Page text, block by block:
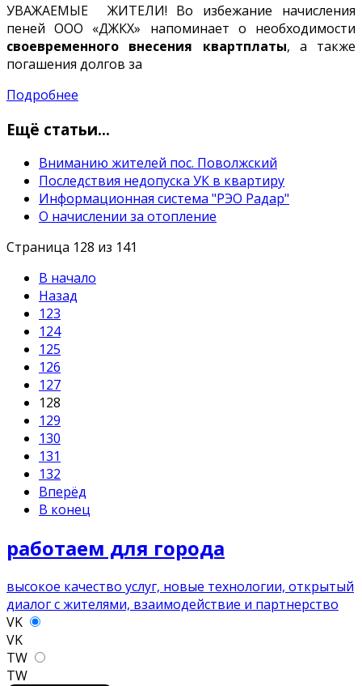
УВАЖАЕМЫЕ ЖИТЕЛИ! Во избежание начисления
пеней ООО «ДЖКХ» напоминает о необходимости
своевременного внесения квартплаты, а также
погашения долгов за
Подробнее
Ещё статьи...
Вниманию жителей пос. Поволжский
Последствия недопуска УК в квартиру
Информационная система "РЭО Радар"
О начислении за отопление
Страница 128 из 141
В начало
Назад
123
124
125
126
127
128
129
130
131
132
Вперёд
В конец
работаем для города
высокое качество услуг, новые технологии, открытый
диалог с жителями, взаимодействие и партнерство
VK
VK
TW
TW